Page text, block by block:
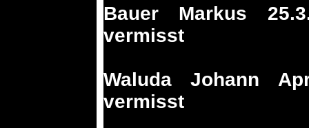
Bauer Markus
vermisst
Waluda Johann
vermisst